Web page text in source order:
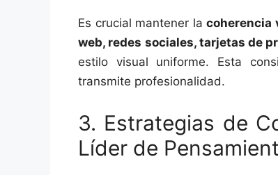
Es crucial mantener lacoherencia
web, redes sociales, tarjetas de
estilo visual uniforme. Esta
transmite profesionalidad.
3. Estrategias de
Líder de